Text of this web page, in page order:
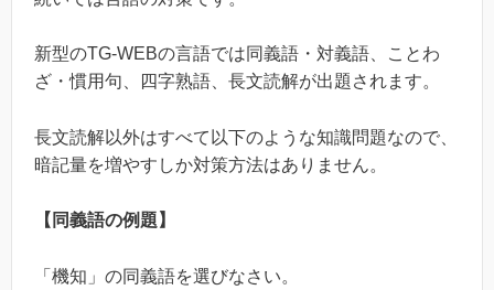
新型のTG-WEBの言語では同義語・対義語、ことわ
ざ・慣用句、四字熟語、長文読解が出題されます。
長文読解以外はすべて以下のような知識問題なので、
暗記量を増やすしか対策方法はありません。
【同義語の例題】
「機知」の同義語を選びなさい。